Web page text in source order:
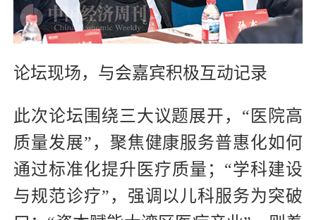
论坛现场，与会嘉宾积极互动记录
此次论坛围绕三大议题展开，“医院高
质量发展”，聚焦健康服务普惠化如何
通过标准化提升医疗质量；“学科建设
与规范诊疗”，强调以儿科服务为突破